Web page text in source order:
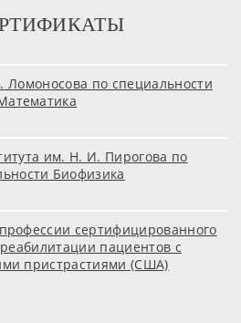
по специальности
им. Н. И. Пирогова по
Биофизика
сертифицированного
пациентов с
пристрастиями (США)